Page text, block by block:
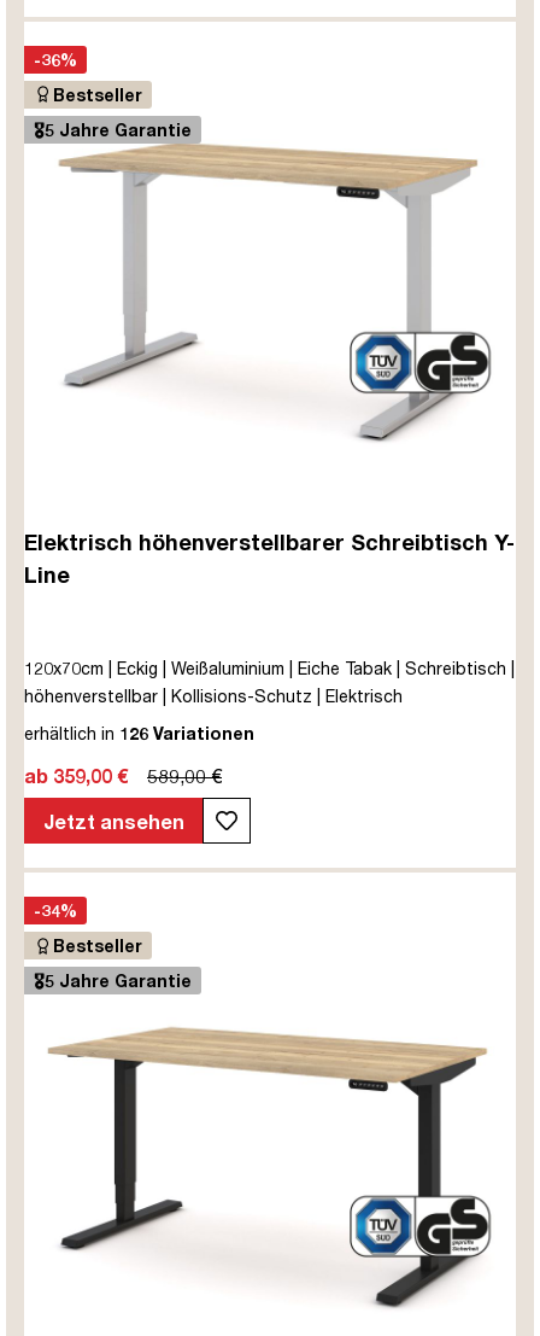
-36%
Bestseller
🎖️5 Jahre Garantie
Elektrisch höhenverstellbarer Schreibtisch Y-
Line
120x70cm | Eckig | Weißaluminium | Eiche Tabak | Schreibtisch |
höhenverstellbar | Kollisions-Schutz | Elektrisch
höhenverstellbar | Kindersicherung | Metall | Holz |
Herstellergarantie | unmontiert | TÜV© mobiles Arbeiten | bis
zu 80 kg | Y-Line | Steckertyp C
erhältlich in 126 Variationen
ab 359,00 €
589,00 €
Jetzt ansehen
-34%
Bestseller
🎖️5 Jahre Garantie